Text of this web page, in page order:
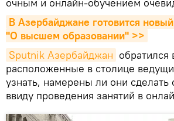
В Азербайджане готовится
"О высшем образовании" >>
Sputnik Азербайджан обратился
расположенные в столице
узнать, намерены ли они сделать
ввиду проведения занятий в